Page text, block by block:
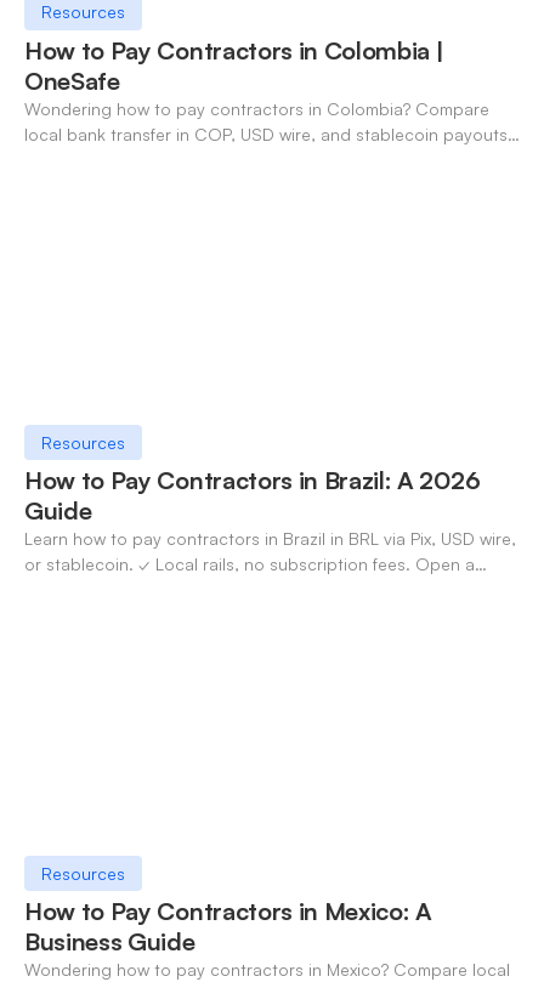
Resources
How to Pay Contractors in Colombia |
OneSafe
Wondering how to pay contractors in Colombia? Compare
local bank transfer in COP, USD wire, and stablecoin payouts.
Resources
How to Pay Contractors in Brazil: A 2026
Guide
Learn how to pay contractors in Brazil in BRL via Pix, USD wire,
or stablecoin. ✓ Local rails, no subscription fees. Open a
Resources
How to Pay Contractors in Mexico: A
Business Guide
Wondering how to pay contractors in Mexico? Compare local